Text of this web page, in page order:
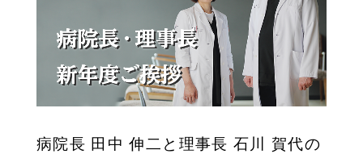
病院長 田中 伸二と理事長 石川 賀代の